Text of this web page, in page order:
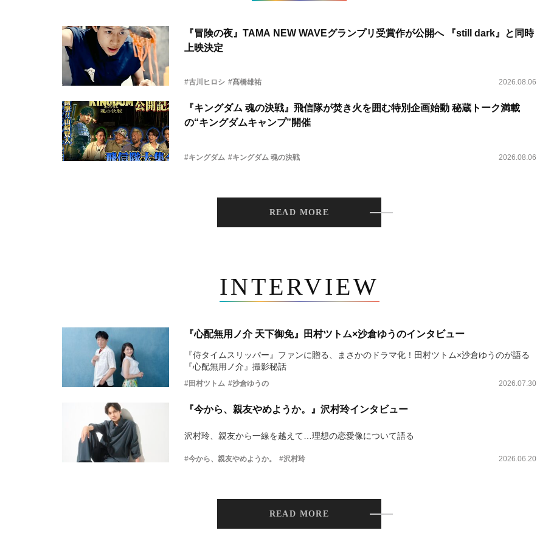
『冒険の夜』TAMA NEW WAVEグランプリ受賞作が公開へ 『still dark』と同時
上映決定
#古川ヒロシ #髙橋雄祐 2026.08.06
『キングダム 魂の決戦』飛信隊が焚き火を囲む特別企画始動 秘蔵トーク満載
の“キングダムキャンプ”開催
#キングダム #キングダム 魂の決戦 2026.08.06
READ MORE
INTERVIEW
『心配無用ノ介 天下御免』田村ツトム×沙倉ゆうのインタビュー
『侍タイムスリッパー』ファンに贈る、まさかのドラマ化！田村ツトム×沙倉ゆうのが語る
『心配無用ノ介』撮影秘話
#田村ツトム #沙倉ゆうの 2026.07.30
『今から、親友やめようか。』沢村玲インタビュー
沢村玲、親友から一線を越えて…理想の恋愛像について語る
#今から、親友やめようか。 #沢村玲 2026.06.20
READ MORE